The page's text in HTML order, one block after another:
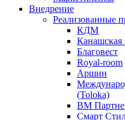
Внедрение
Реализованные
КДМ
Канашская
Благовест
Royal-room
Аршин
(Toloka)
ВМ
Смарт